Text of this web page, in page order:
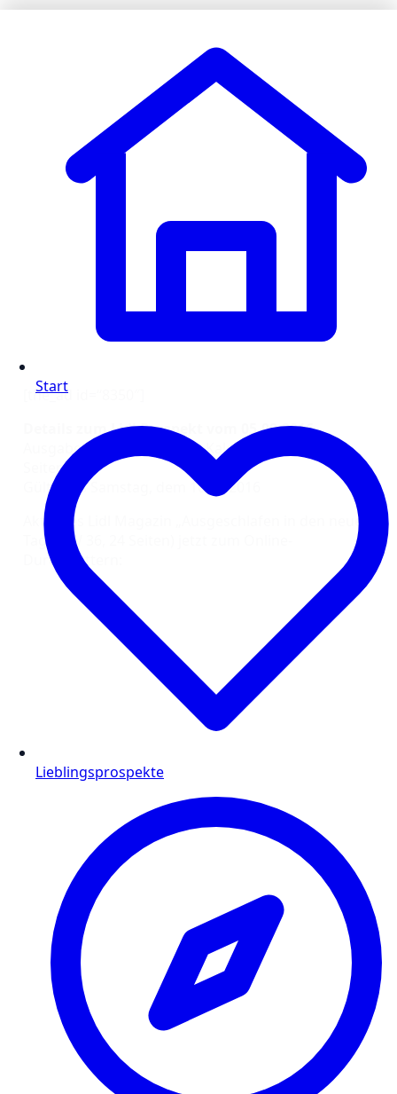
[the_ad id=“8350″]
Details zum Lidl Prospekt vom 05.09.2016
Ausgabe: September 2016, Kalenderwoche 36
Seiten: 20
Gültig bis Samstag, dem 10.09.2016
Aktuelles Lidl Magazin „Ausgeschlafen in den neuen
Tag“ (KW 36, 24 Seiten) jetzt zum Online-
Durchblättern:
Start
Lieblingsprospekte